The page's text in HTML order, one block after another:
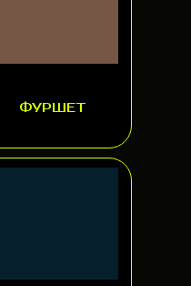
ФУРШЕТ